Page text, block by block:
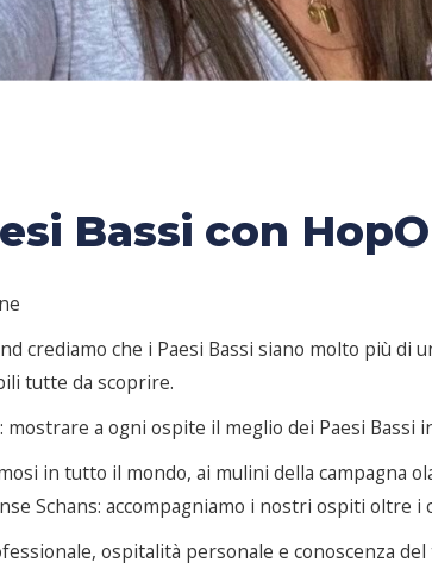
Bassi con
crediamo che i Paesi Bassi siano molto più di
tutte da scoprire.
mostrare a ogni ospite il meglio dei Paesi
in tutto il mondo, ai mulini della campagna
Schans: accompagniamo i nostri ospiti oltre
ospitalità personale e conoscenza